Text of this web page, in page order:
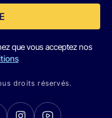
que vous acceptez nos
droits réservés.